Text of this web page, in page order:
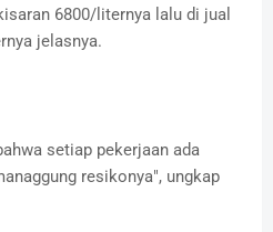
6800/liternya lalu di jual
jelasnya.
setiap pekerjaan ada
resikonya", ungkap